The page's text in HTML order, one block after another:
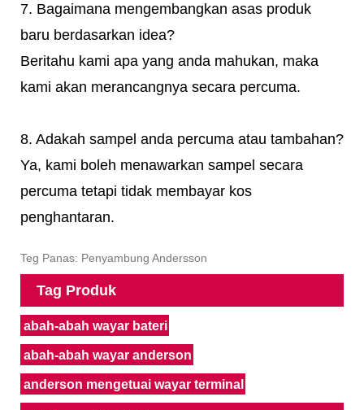
7. Bagaimana mengembangkan asas produk
baru berdasarkan idea?
Beritahu kami apa yang anda mahukan, maka
kami akan merancangnya secara percuma.
8. Adakah sampel anda percuma atau tambahan?
Ya, kami boleh menawarkan sampel secara
percuma tetapi tidak membayar kos
penghantaran.
Teg Panas: Penyambung Andersson
Tag Produk
abah-abah wayar bateri
abah-abah wayar anderson
anderson mengetuai wayar terminal